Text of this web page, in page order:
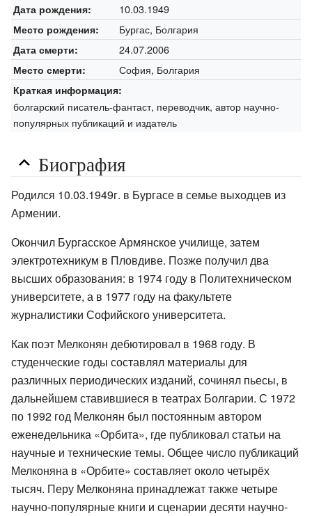
Дата рождения: 10.03.1949
Место рождения: Бургас, Болгария
Дата смерти: 24.07.2006
Место смерти: София, Болгария
Краткая информация:
болгарский писатель-фантаст, переводчик, автор научно-
популярных публикаций и издатель
Биография
Родился 10.03.1949г. в Бургасе в семье выходцев из
Армении.
Окончил Бургасское Армянское училище, затем
электротехникум в Пловдиве. Позже получил два
высших образования: в 1974 году в Политехническом
университете, а в 1977 году на факультете
журналистики Софийского университета.
Как поэт Мелконян дебютировал в 1968 году. В
студенческие годы составлял материалы для
различных периодических изданий, сочинял пьесы, в
дальнейшем ставившиеся в театрах Болгарии. С 1972
по 1992 год Мелконян был постоянным автором
еженедельника «Орбита», где публиковал статьи на
научные и технические темы. Общее число публикаций
Мелконяна в «Орбите» составляет около четырёх
тысяч. Перу Мелконяна принадлежат также четыре
научно-популярные книги и сценарии десяти научно-